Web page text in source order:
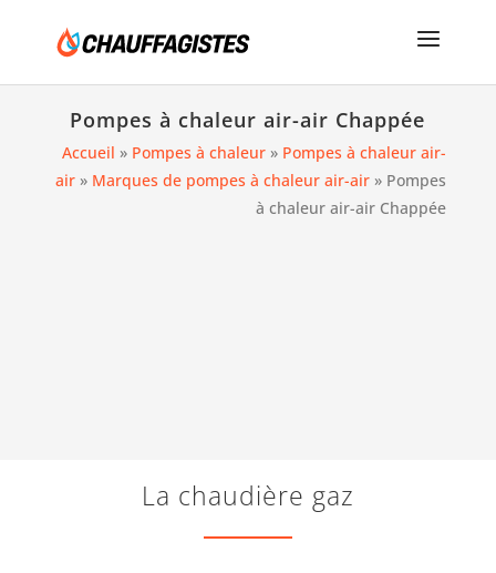
Pompes à chaleur air-air Chappée
Accueil » Pompes à chaleur » Pompes à chaleur air-
air » Marques de pompes à chaleur air-air » Pompes
à chaleur air-air Chappée
La chaudière gaz